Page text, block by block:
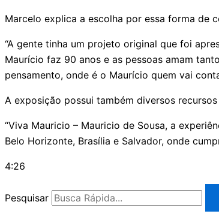
Marcelo explica a escolha por essa forma de
“A gente tinha um projeto original que foi
Maurício faz 90 anos e as pessoas amam
pensamento, onde é o Maurício quem vai
A exposição possui também diversos
“Viva Mauricio – Mauricio de Sousa, a
Belo Horizonte, Brasília e Salvador, onde
4:26
Pesquisar